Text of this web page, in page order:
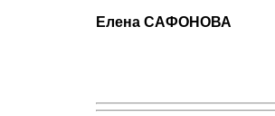
Елена САФОНОВА